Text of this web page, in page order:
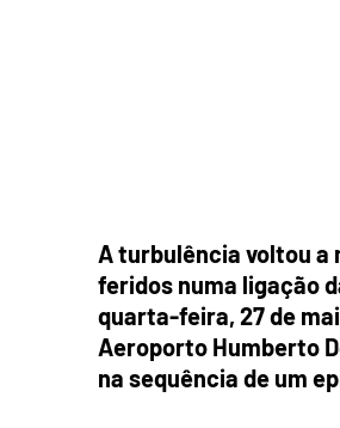
A turbulência voltou a
feridos numa ligação
quarta-feira, 27 de
Aeroporto Humberto
na sequência de um